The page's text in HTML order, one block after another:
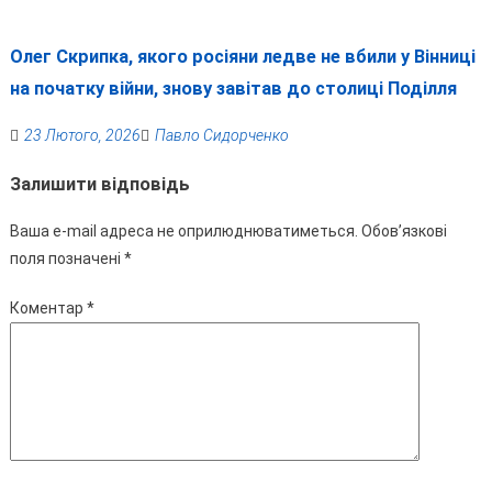
Олег Скрипка, якого росіяни ледве не вбили у Вінниці
на початку війни, знову завітав до столиці Поділля
23 Лютого, 2026 Павло Сидорченко
Залишити відповідь
Ваша e-mail адреса не оприлюднюватиметься. Обов’язкові
поля позначені *
Коментар *